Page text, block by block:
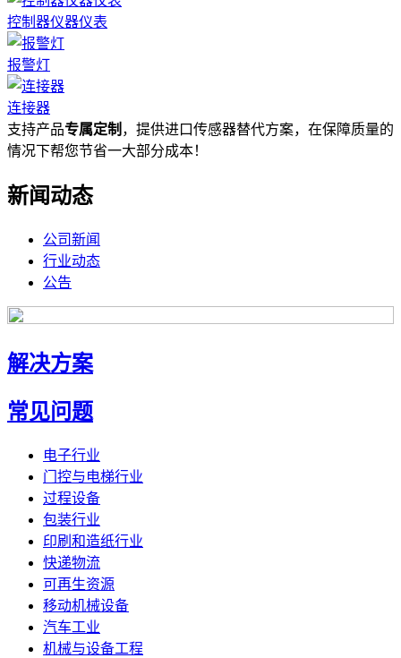
控制器仪器仪表
报警灯
连接器
支持产品专属定制 ，提供进口传感器替代方案，在保障质量的
情况下帮您节省一大部分成本！
新闻动态
公司新闻
行业动态
公告
解决方案
常见问题
电子行业
门控与电梯行业
过程设备
包装行业
印刷和造纸行业
快递物流
可再生资源
移动机械设备
汽车工业
机械与设备工程